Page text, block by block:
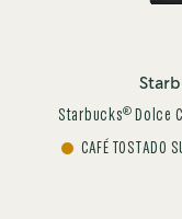
Starbucks® Dolce
CAFÉ TOSTADO